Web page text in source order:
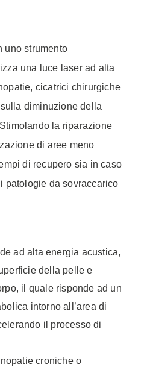
uno strumento
una luce laser ad alta
cicatrici chirurgiche
diminuzione della
la riparazione
di aree meno
di recupero sia in caso
patologie da sovraccarico
ad alta energia acustica,
della pelle e
il quale risponde ad un
intorno all’area di
il processo di
croniche o